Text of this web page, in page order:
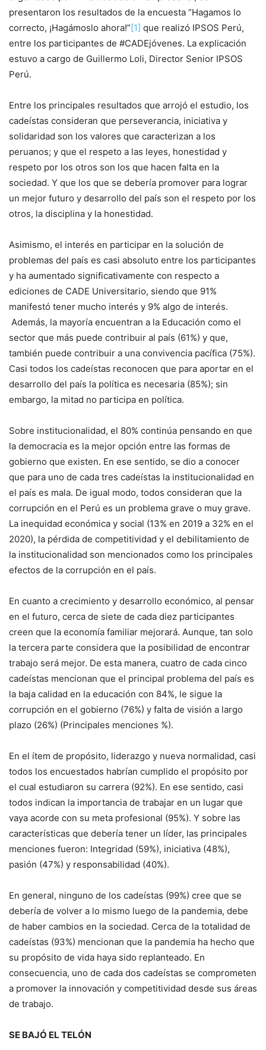
presentaron los resultados de la encuesta “Hagamos lo
correcto, ¡Hagámoslo ahora!”[1] que realizó IPSOS Perú,
entre los participantes de #CADEjóvenes. La explicación
estuvo a cargo de Guillermo Loli, Director Senior IPSOS
Perú.
Entre los principales resultados que arrojó el estudio, los
cadeístas consideran que perseverancia, iniciativa y
solidaridad son los valores que caracterizan a los
peruanos; y que el respeto a las leyes, honestidad y
respeto por los otros son los que hacen falta en la
sociedad. Y que los que se debería promover para lograr
un mejor futuro y desarrollo del país son el respeto por los
otros, la disciplina y la honestidad.
Asimismo, el interés en participar en la solución de
problemas del país es casi absoluto entre los participantes
y ha aumentado significativamente con respecto a
ediciones de CADE Universitario, siendo que 91%
manifestó tener mucho interés y 9% algo de interés.
Además, la mayoría encuentran a la Educación como el
sector que más puede contribuir al país (61%) y que,
también puede contribuir a una convivencia pacífica (75%).
Casi todos los cadeístas reconocen que para aportar en el
desarrollo del país la política es necesaria (85%); sin
embargo, la mitad no participa en política.
Sobre institucionalidad, el 80% continúa pensando en que
la democracia es la mejor opción entre las formas de
gobierno que existen. En ese sentido, se dio a conocer
que para uno de cada tres cadeístas la institucionalidad en
el país es mala. De igual modo, todos consideran que la
corrupción en el Perú es un problema grave o muy grave.
La inequidad económica y social (13% en 2019 a 32% en el
2020), la pérdida de competitividad y el debilitamiento de
la institucionalidad son mencionados como los principales
efectos de la corrupción en el país.
En cuanto a crecimiento y desarrollo económico, al pensar
en el futuro, cerca de siete de cada diez participantes
creen que la economía familiar mejorará. Aunque, tan solo
la tercera parte considera que la posibilidad de encontrar
trabajo será mejor. De esta manera, cuatro de cada cinco
cadeístas mencionan que el principal problema del país es
la baja calidad en la educación con 84%, le sigue la
corrupción en el gobierno (76%) y falta de visión a largo
plazo (26%) (Principales menciones %).
En el ítem de propósito, liderazgo y nueva normalidad, casi
todos los encuestados habrían cumplido el propósito por
el cual estudiaron su carrera (92%). En ese sentido, casi
todos indican la importancia de trabajar en un lugar que
vaya acorde con su meta profesional (95%). Y sobre las
características que debería tener un líder, las principales
menciones fueron: Integridad (59%), iniciativa (48%),
pasión (47%) y responsabilidad (40%).
En general, ninguno de los cadeístas (99%) cree que se
debería de volver a lo mismo luego de la pandemia, debe
de haber cambios en la sociedad. Cerca de la totalidad de
cadeístas (93%) mencionan que la pandemia ha hecho que
su propósito de vida haya sido replanteado. En
consecuencia, uno de cada dos cadeístas se comprometen
a promover la innovación y competitividad desde sus áreas
de trabajo.
SE BAJÓ EL TELÓN